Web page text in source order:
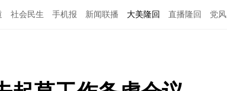
社会民生 手机报 新闻联播 大美隆回 直播隆回 党